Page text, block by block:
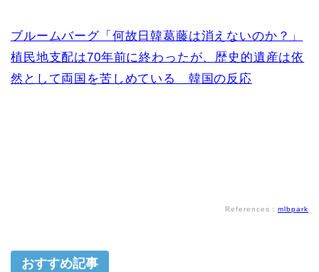
ブルームバーグ「何故日韓葛藤は消えないのか？」
植民地支配は70年前に終わったが、歴史的遺産は依
然として両国を苦しめている 韓国の反応
References： mlbpark
おすすめ記事